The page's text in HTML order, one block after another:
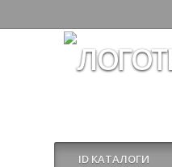
ID КАТАЛОГИ